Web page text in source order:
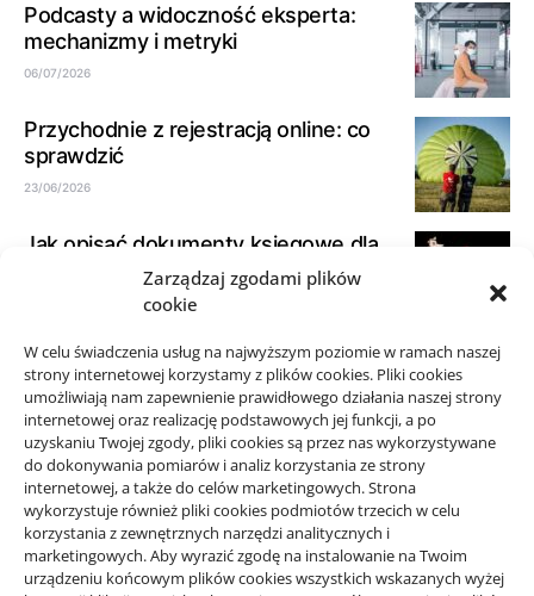
Zarządzaj zgodami plików
cookie
W celu świadczenia usług na najwyższym poziomie w ramach naszej
strony internetowej korzystamy z plików cookies. Pliki cookies
umożliwiają nam zapewnienie prawidłowego działania naszej strony
internetowej oraz realizację podstawowych jej funkcji, a po
uzyskaniu Twojej zgody, pliki cookies są przez nas wykorzystywane
do dokonywania pomiarów i analiz korzystania ze strony
internetowej, a także do celów marketingowych. Strona
wykorzystuje również pliki cookies podmiotów trzecich w celu
korzystania z zewnętrznych narzędzi analitycznych i
marketingowych. Aby wyrazić zgodę na instalowanie na Twoim
urządzeniu końcowym plików cookies wszystkich wskazanych wyżej
Podcasty a widoczność eksperta:
mechanizmy i metryki
06/07/2026
Przychodnie z rejestracją online: co
sprawdzić
23/06/2026
Jak opisać dokumenty księgowe dla
biura rachunkowego
Jak spokojnie zaplanować przejazd
taxi w okolicy Starego Sącza
15/06/2026
Projekty domów Rzeszów